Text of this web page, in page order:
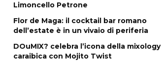
Limoncello Petrone
Flor de Maga: il cocktail bar romano
dell’estate è in un vivaio di periferia
DOuMIX? celebra l’icona della mixology
caraibica con Mojito Twist